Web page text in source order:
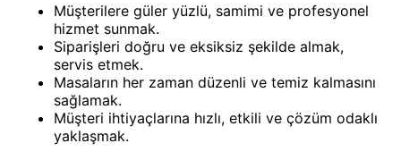
Müşterilere güler yüzlü, samimi ve profesyonel
hizmet sunmak.
Siparişleri doğru ve eksiksiz şekilde almak,
servis etmek.
Masaların her zaman düzenli ve temiz kalmasını
sağlamak.
Müşteri ihtiyaçlarına hızlı, etkili ve çözüm odaklı
yaklaşmak.